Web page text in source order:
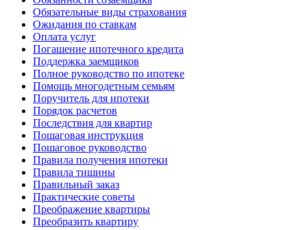
Обязательные виды страхования
Ожидания по ставкам
Оплата услуг
Погашение ипотечного кредита
Поддержка заемщиков
Полное руководство по ипотеке
Помощь многодетным семьям
Поручитель для ипотеки
Порядок расчетов
Последствия для квартир
Пошаговая инструкция
Пошаговое руководство
Правила получения ипотеки
Правила тишины
Правильный заказ
Практические советы
Преображение квартиры
Преобразить квартиру